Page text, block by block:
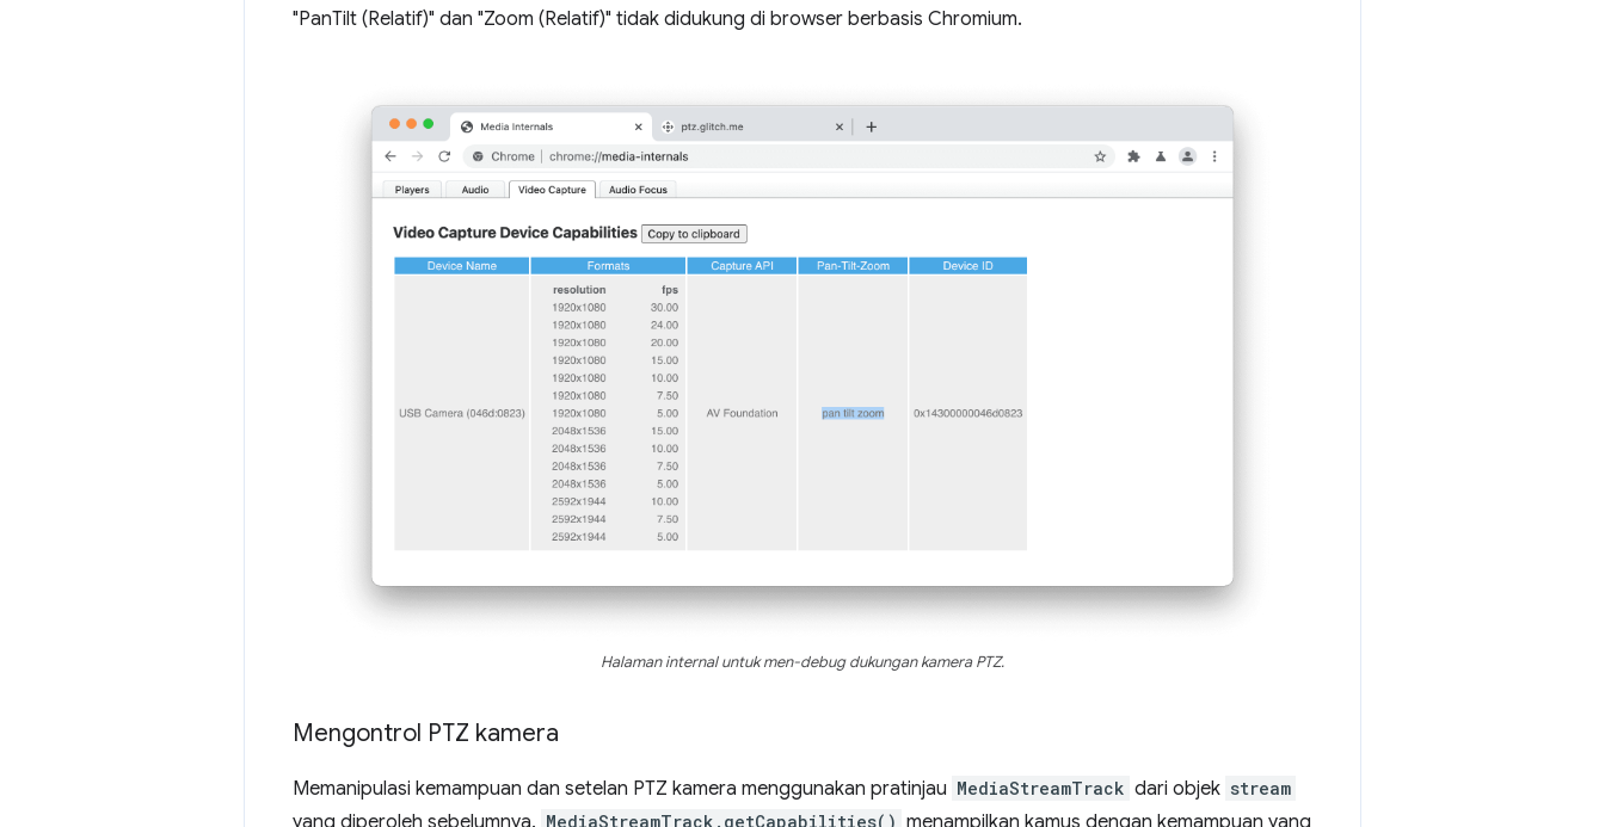
"PanTilt (Relatif)" dan "Zoom (Relatif)" tidak didukung di browser berbasis Chromium.
Halaman internal untuk men-debug dukungan kamera PTZ.
Mengontrol PTZ kamera
Memanipulasi kemampuan dan setelan PTZ kamera menggunakan pratinjau MediaStreamTrack dari objek stream
MediaStreamTrack.getCapabilities()